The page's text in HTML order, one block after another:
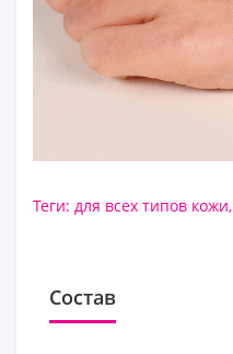
Теги: для всех типов кожи,
Состав